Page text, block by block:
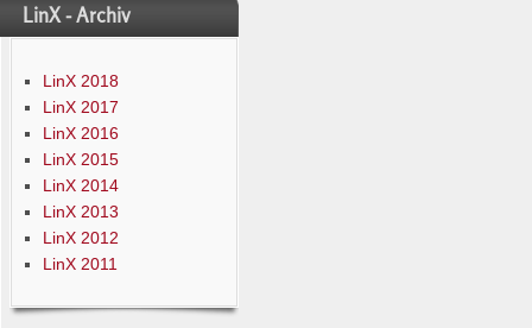
LinX - Archiv
LinX 2018
LinX 2017
LinX 2016
LinX 2015
LinX 2014
LinX 2013
LinX 2012
LinX 2011